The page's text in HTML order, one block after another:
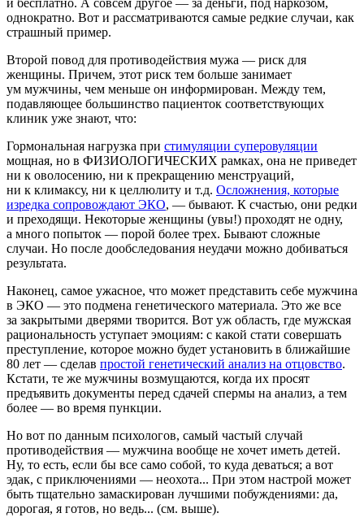
и бесплатно. А совсем другое — за деньги, под наркозом,
однократно. Вот и рассматриваются самые редкие случаи, как
страшный пример.
Второй повод для противодействия мужа — риск для
женщины. Причем, этот риск тем больше занимает
ум мужчины, чем меньше он информирован. Между тем,
подавляющее большинство пациенток соответствующих
клиник уже знают, что:
Гормональная нагрузка при стимуляции суперовуляции
мощная, но в ФИЗИОЛОГИЧЕСКИХ рамках, она не приведет
ни к оволосению, ни к прекращению менструаций,
ни к климаксу, ни к целлюлиту и т.д. Осложнения, которые
изредка сопровождают ЭКО, — бывают. К счастью, они редки
и преходящи. Некоторые женщины (увы!) проходят не одну,
а много попыток — порой более трех. Бывают сложные
случаи. Но после дообследования неудачи можно добиваться
результата.
Наконец, самое ужасное, что может представить себе мужчина
в ЭКО — это подмена генетического материала. Это же все
за закрытыми дверями творится. Вот уж область, где мужская
рациональность уступает эмоциям: с какой стати совершать
преступление, которое можно будет установить в ближайшие
80 лет — сделав простой генетический анализ на отцовство.
Кстати, те же мужчины возмущаются, когда их просят
предъявить документы перед сдачей спермы на анализ, а тем
более — во время пункции.
Но вот по данным психологов, самый частый случай
противодействия — мужчина вообще не хочет иметь детей.
Ну, то есть, если бы все само собой, то куда деваться; а вот
эдак, с приключениями — неохота... При этом настрой может
быть тщательно замаскирован лучшими побуждениями: да,
дорогая, я готов, но ведь... (см. выше).